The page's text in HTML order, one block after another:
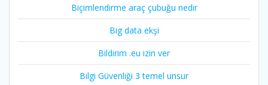
Biçimlendirme araç çubuğu nedir
Big data ekşi
Bildirim .eu izin ver
Bilgi Güvenliği 3 temel unsur